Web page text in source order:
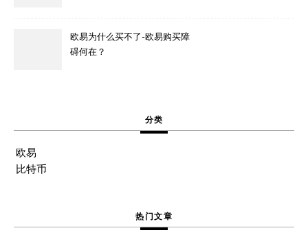
欧易为什么买不了-欧易购买障
碍何在？
分类
欧易
比特币
热门文章